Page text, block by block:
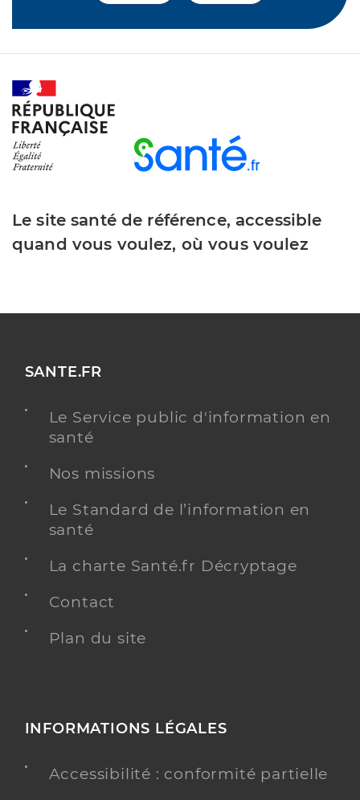
Le site santé de référence, accessible
quand vous voulez, où vous voulez
SANTE.FR
Le Service public d'information en
santé
Nos missions
Le Standard de l’information en
santé
La charte Santé.fr Décryptage
Contact
Plan du site
INFORMATIONS LÉGALES
Accessibilité : conformité partielle